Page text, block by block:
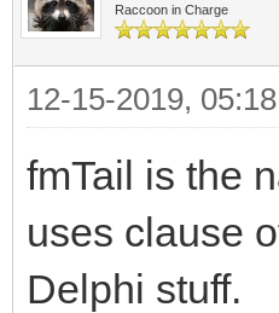
Raccoon in Charge
12-15-2019,
fmTail is the
uses clause
Delphi stuff.